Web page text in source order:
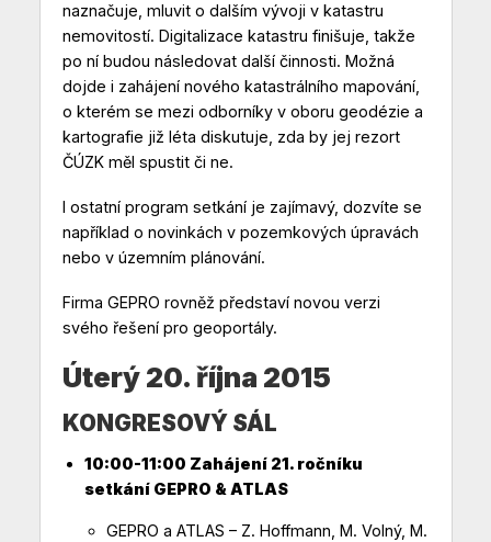
naznačuje, mluvit o dalším vývoji v katastru
nemovitostí. Digitalizace katastru finišuje, takže
po ní budou následovat další činnosti. Možná
dojde i zahájení nového katastrálního mapování,
o kterém se mezi odborníky v oboru geodézie a
kartografie již léta diskutuje, zda by jej rezort
ČÚZK měl spustit či ne.
I ostatní program setkání je zajímavý, dozvíte se
například o novinkách v pozemkových úpravách
nebo v územním plánování.
Firma GEPRO rovněž představí novou verzi
svého řešení pro geoportály.
Úterý 20. října 2015
KONGRESOVÝ SÁL
10:00-11:00 Zahájení 21. ročníku
setkání GEPRO & ATLAS
GEPRO a ATLAS – Z. Hoffmann, M. Volný, M.